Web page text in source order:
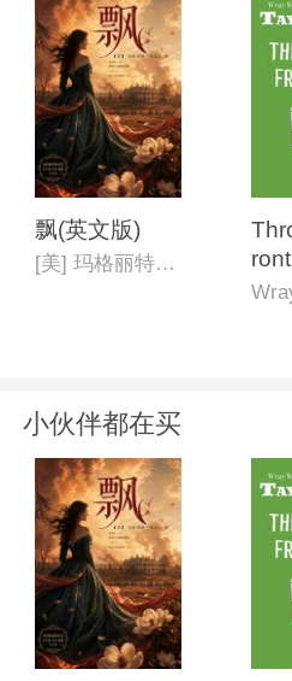
飘(英文版)
[美] 玛格丽特·米切尔
小伙伴都在买